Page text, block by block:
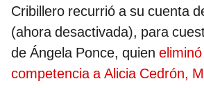
Cribillero recurrió a su cuenta
(ahora desactivada), para
de Ángela Ponce, quien
competencia a Alicia Cedrón,